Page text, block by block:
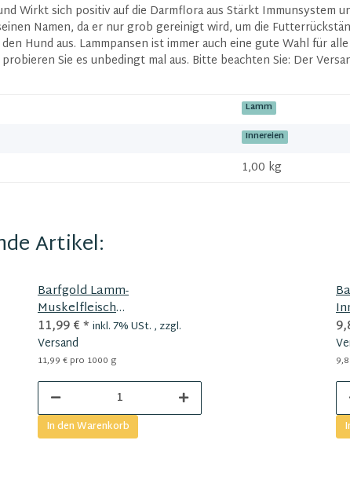
Wirkt sich positiv auf die Darmflora aus Stärkt Immunsystem
Namen, da er nur grob gereinigt wird, um die
Hund aus. Lammpansen ist immer auch eine gute Wahl für
Sie es unbedingt mal aus. Bitte beachten Sie: Der
Lamm
Innereien
1,00 kg
Artikel:
Barfgold Lamm-
Muskelfleisch
durchwachsen
11,99 €* inkl. 7% USt. , zzgl.
Versand
11,99 € pro 1000 g
In den Warenkorb